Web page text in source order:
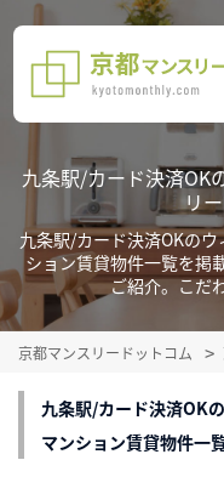
九条駅/カード決済OK
リ
九条駅/カード決済OKの
ション賃貸物件一覧を掲
ご紹介。こだ
京都マンスリードットコム
九条駅/カード決済OK
マンション賃貸物件一